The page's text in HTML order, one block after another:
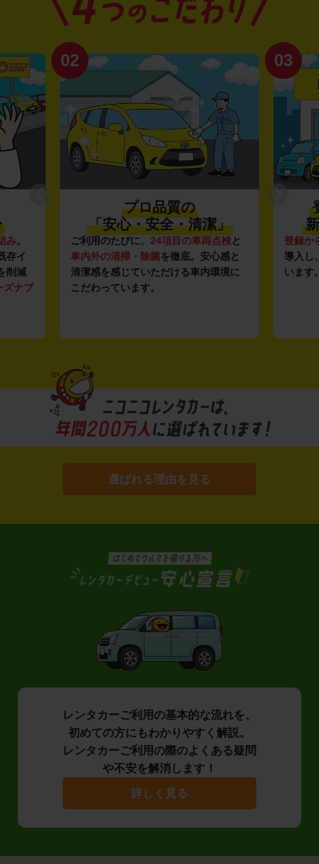
み。
存イ
削減
ズナブ
02
プロ品質の
「安心・安全・清潔」
ご利用のたびに、 24項目の車両点検と
車内外の清掃・除菌を徹底。安心感と
清潔感を感じていただける車内環境に
こだわっています。
03
登録か
導入し
います
選ばれる理由を見る
レンタカーご利用の基本的な流れを、
初めての方にもわかりやすく解説。
レンタカーご利用の際のよくある疑問
や不安を解消します！
詳しく見る